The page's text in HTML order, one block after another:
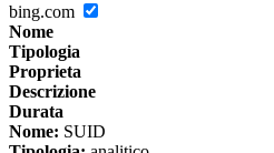
bing.com
Nome
Tipologia
Proprieta
Descrizione
Durata
Nome: SUID